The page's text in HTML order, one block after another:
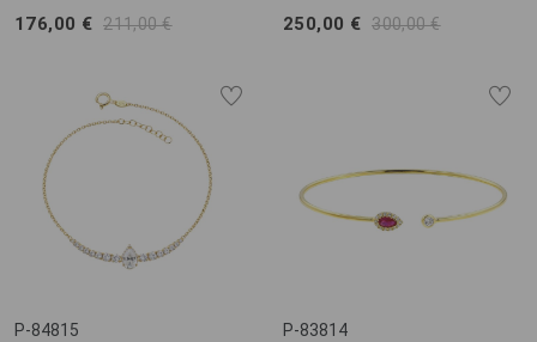
176,00 € 211,00 €
250,00 € 300,00 €
P-84815 P-83814